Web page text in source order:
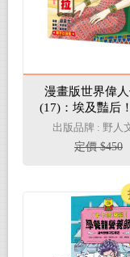
漫畫版世界偉
(17)：埃及豔后
奧佩脫拉【用知
王國的地中海傳
王】（專家監修
出版品牌 : 野人
定價 $450